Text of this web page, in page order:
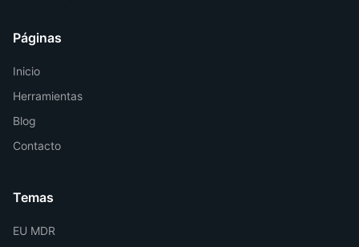
Páginas
Inicio
Herramientas
Blog
Contacto
Temas
EU MDR